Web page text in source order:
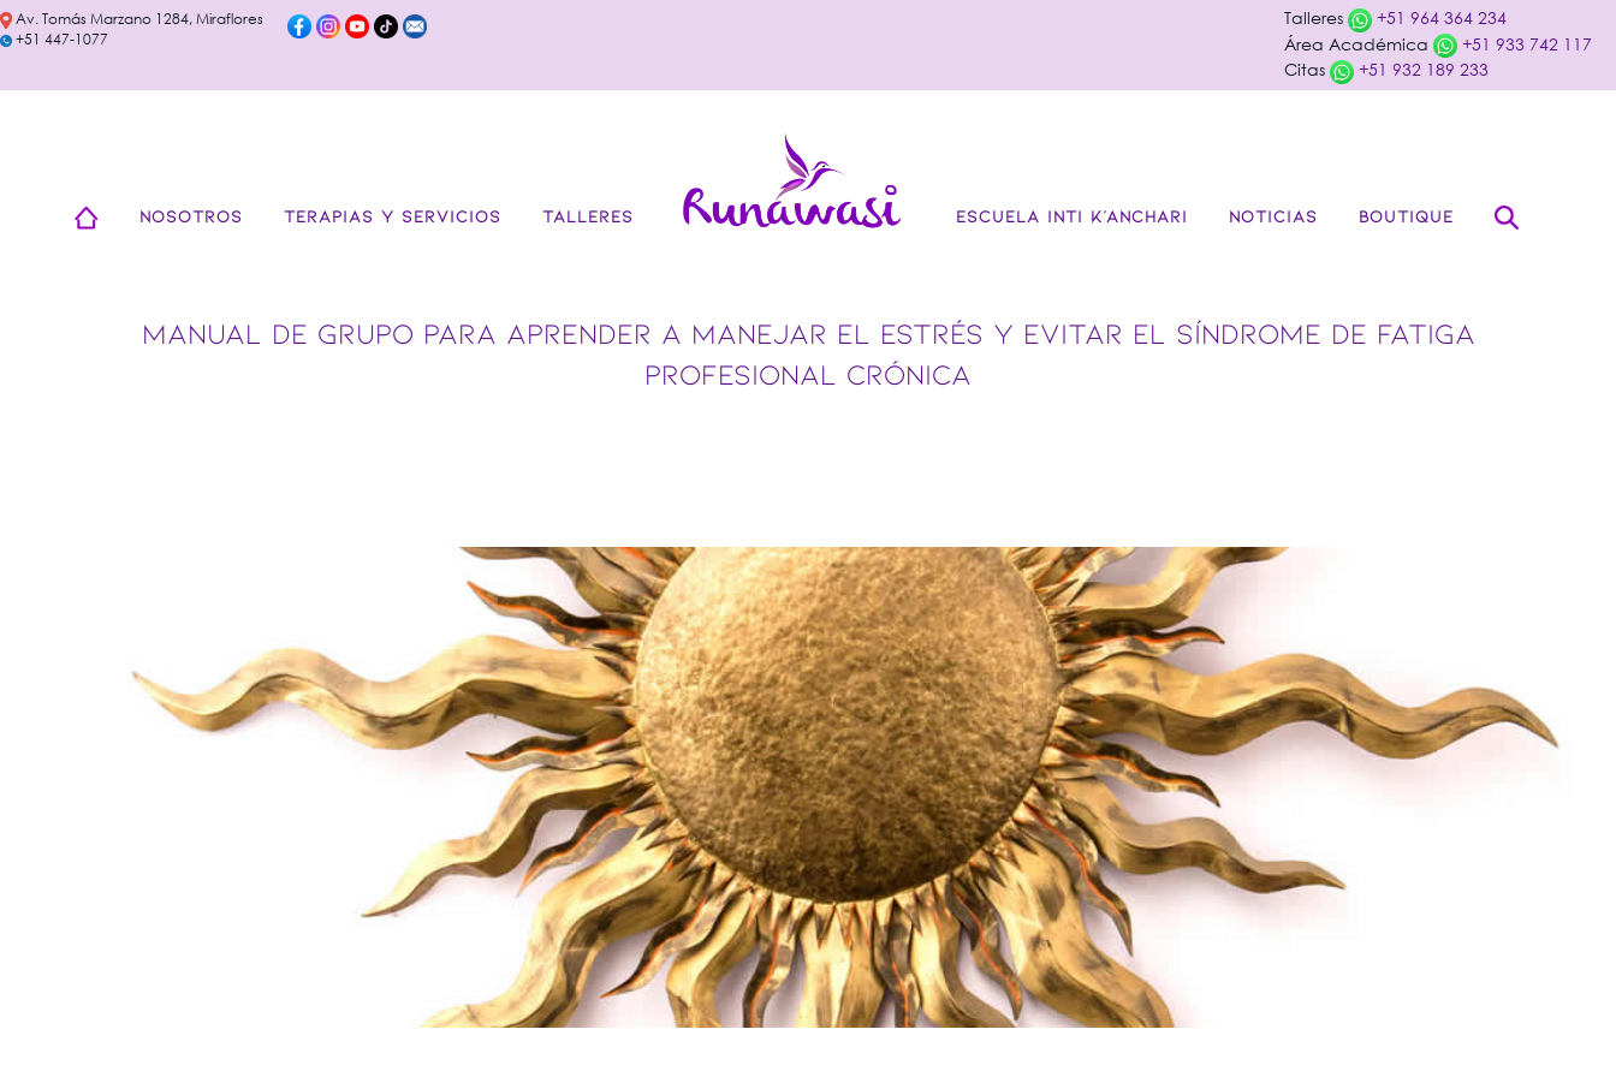
Av. Tomás Marzano 1284, Miraflores
+51 447-1077
Talleres
+51 964 364 234
Área Académica
+51 933 742 117
Citas
+51 932 189 233
NOSOTROS TERAPIAS Y SERVICIOS TALLERES ESCUELA INTI K’ANCHARI NOTICIAS BOUTIQUE
MANUAL DE GRUPO PARA APRENDER A MANEJAR EL ESTRÉS Y EVITAR EL SÍNDROME DE FATIGA
PROFESIONAL CRÓNICA